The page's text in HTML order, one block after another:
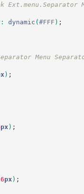
Ext.menu.Separator
: dynamic (#FFF ) ;
Menu
) ;
px ) ;
px ) ;